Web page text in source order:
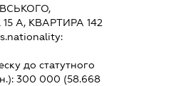
А, КВАРТИРА 142
до статутного
300 000 (58.668